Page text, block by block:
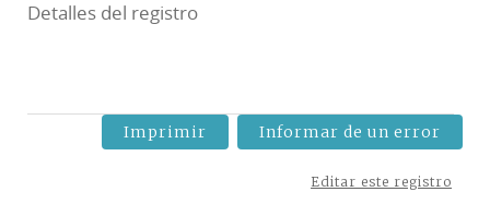
Detalles del registro
Imprimir Informar de un error
Editar este registro